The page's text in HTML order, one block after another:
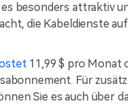
es besonders attraktiv
die Kabeldienste
11,99 $ pro Monat
Für
Sie es auch über